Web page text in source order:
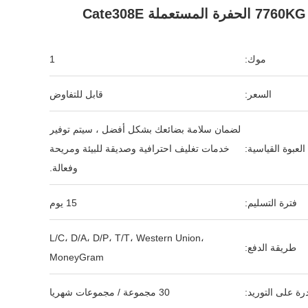
7760KG الحفرة المستعملة Cate308E
موك: 1
السعر: قابل للتفاوض
العبوة القياسية:
لضمان سلامة بضائعك بشكل أفضل ، سيتم توفير
خدمات تغليف احترافية وصديقة للبيئة ومريحة
وفعالة.
فترة التسليم: 15 يوم
طريقة الدفع:
L/C، D/A، D/P، T/T، Western Union،
MoneyGram
على التوريد: 30 مجموعة / مجموعات شهريا